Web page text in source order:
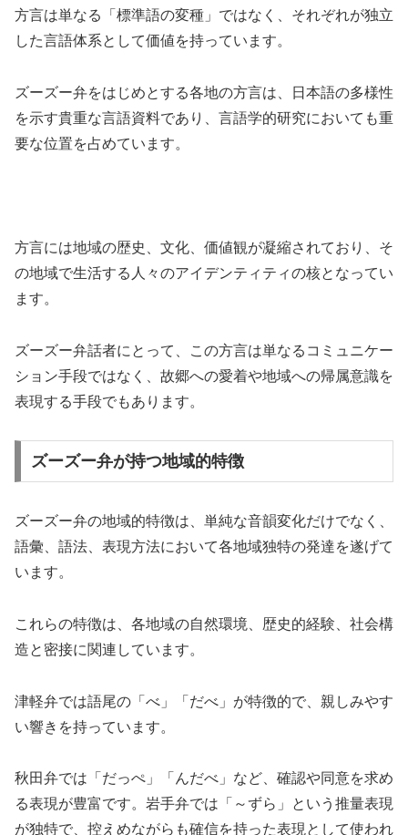
方言は単なる「標準語の変種」ではなく、それぞれが独立
した言語体系として価値を持っています。
ズーズー弁をはじめとする各地の方言は、日本語の多様性
を示す貴重な言語資料であり、言語学的研究においても重
要な位置を占めています。
方言には地域の歴史、文化、価値観が凝縮されており、そ
の地域で生活する人々のアイデンティティの核となってい
ます。
ズーズー弁話者にとって、この方言は単なるコミュニケー
ション手段ではなく、故郷への愛着や地域への帰属意識を
表現する手段でもあります。
ズーズー弁が持つ地域的特徴
ズーズー弁の地域的特徴は、単純な音韻変化だけでなく、
語彙、語法、表現方法において各地域独特の発達を遂げて
います。
これらの特徴は、各地域の自然環境、歴史的経験、社会構
造と密接に関連しています。
津軽弁では語尾の「べ」「だべ」が特徴的で、親しみやす
い響きを持っています。
秋田弁では「だっぺ」「んだべ」など、確認や同意を求め
る表現が豊富です。岩手弁では「～ずら」という推量表現
が独特で、控えめながらも確信を持った表現として使われ